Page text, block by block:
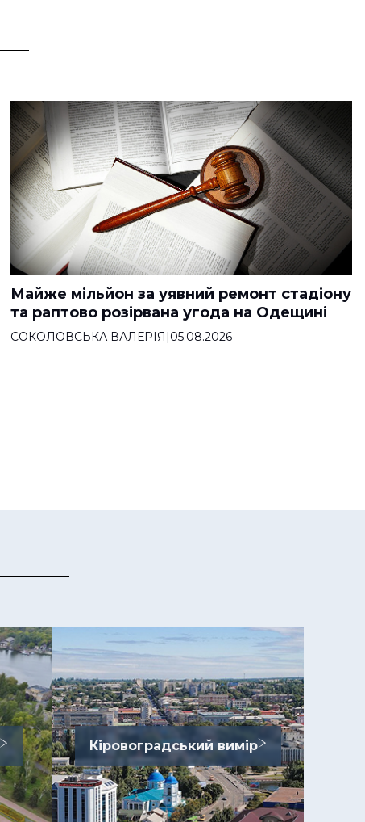
Майже мільйон за уявний ремонт стадіону
та раптово розірвана угода на Одещині
СОКОЛОВСЬКА ВАЛЕРІЯ|05.08.2026
Кіровоградський вимір